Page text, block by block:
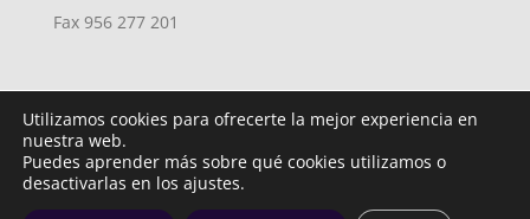
Fax 956 277 201
iNova Cloud. © Todos los derechos reservados.
Utilizamos cookies para ofrecerte la mejor experiencia en
nuestra web.
Puedes aprender más sobre qué cookies utilizamos o
desactivarlas en los ajustes.